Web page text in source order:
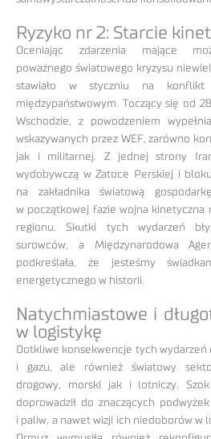
Ryzyko nr 2: Starcie
Oceniając zdarzenia mające
poważnego światowego kryzysu
stawiało w styczniu na konflikt
międzypaństwowym. Toczący się od
Wschodzie, z powodzeniem
wskazywanych przez WEF, zarówno
jak i militarnej. Z jednej strony
wydobywczą w Zatoce Perskiej i
na zakładnika światową
w początkowej fazie wojna kinetyczna
regionu. Skutki tych wydarzeń
surowców, a Międzynarodowa
podkreślała, że jesteśmy
energetycznego w historii.
Natychmiastowe i
w logistykę
Dotkliwe konsekwencje tych wydarzeń
i gazu, ale również światowy
drogowy, morski jak i lotniczy.
doprowadził do znaczących
i paliw, a nawet wizji ich niedoborów w